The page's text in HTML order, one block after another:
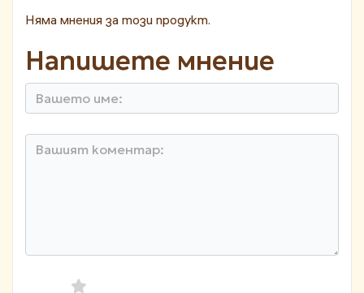
Няма мнения за този продукт.
Напишете мнение